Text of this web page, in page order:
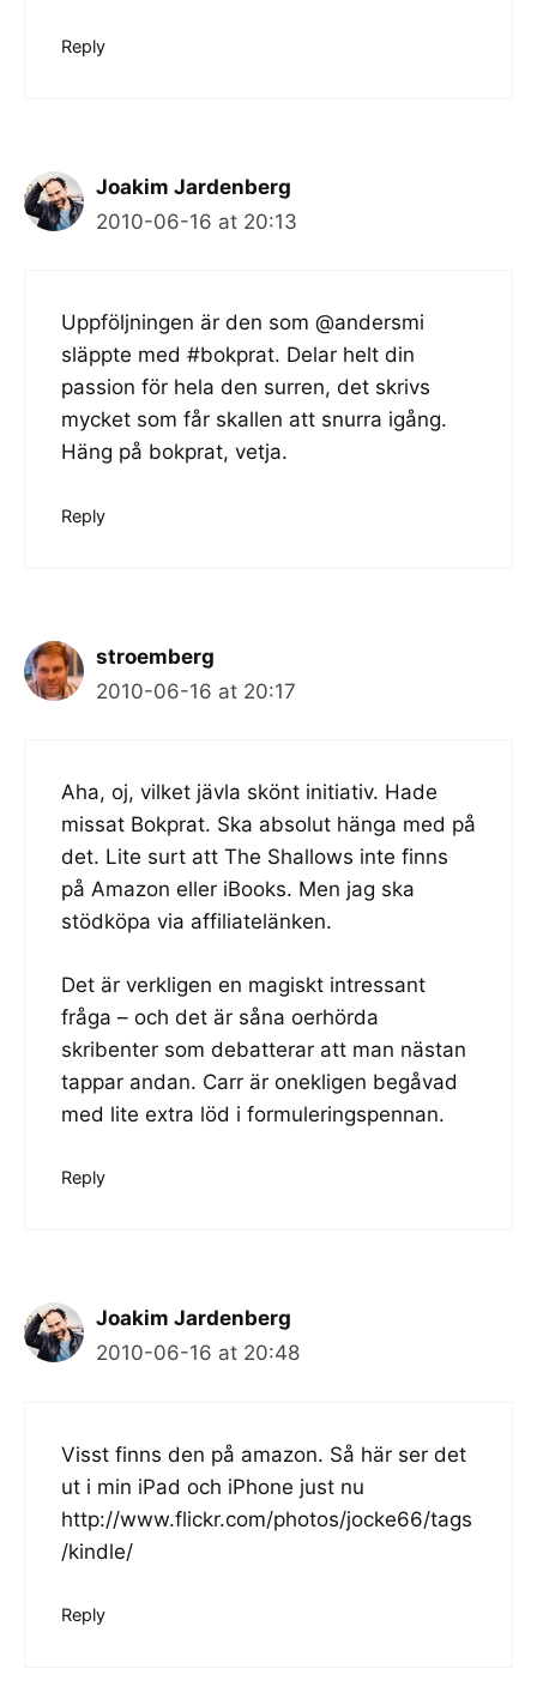
Reply
Joakim Jardenberg
2010-06-16 at 20:13
Uppföljningen är den som @andersmi
släppte med #bokprat. Delar helt din
passion för hela den surren, det skrivs
mycket som får skallen att snurra igång.
Häng på bokprat, vetja.
Reply
stroemberg
2010-06-16 at 20:17
Aha, oj, vilket jävla skönt initiativ. Hade
missat Bokprat. Ska absolut hänga med på
det. Lite surt att The Shallows inte finns
på Amazon eller iBooks. Men jag ska
stödköpa via affiliatelänken.
Det är verkligen en magiskt intressant
fråga – och det är såna oerhörda
skribenter som debatterar att man nästan
tappar andan. Carr är onekligen begåvad
med lite extra löd i formuleringspennan.
Reply
Joakim Jardenberg
2010-06-16 at 20:48
Visst finns den på amazon. Så här ser det
ut i min iPad och iPhone just nu
http://www.flickr.com/photos/jocke66/tags
/kindle/
Reply